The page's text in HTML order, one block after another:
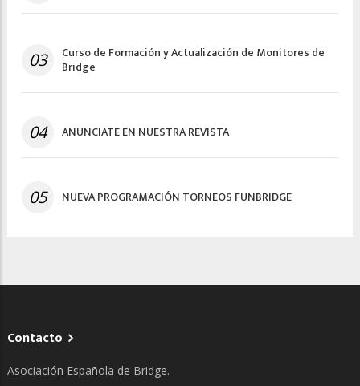
03 Curso de Formación y Actualización de Monitores de
Bridge
04 ANUNCIATE EN NUESTRA REVISTA
05 NUEVA PROGRAMACIÓN TORNEOS FUNBRIDGE
Contacto
Asociación Española de Bridge.